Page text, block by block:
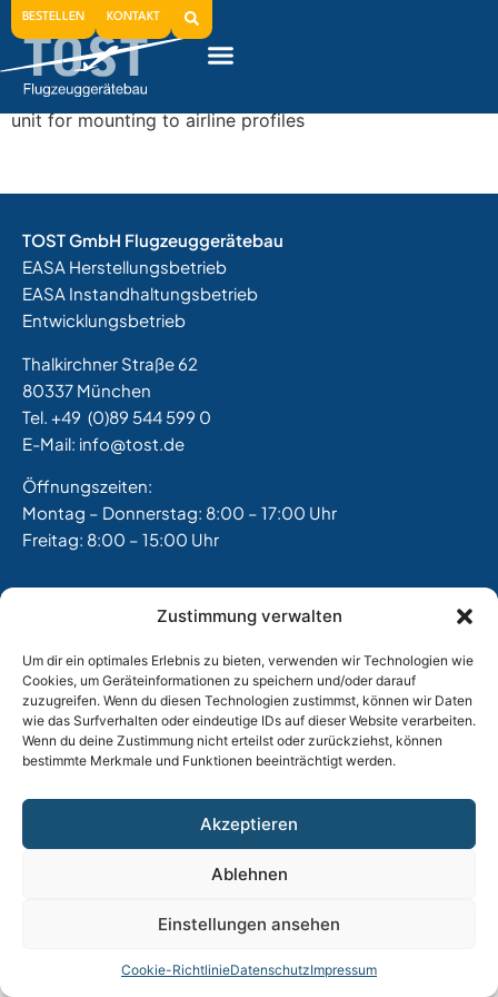
Zustimmung verwalten
Um dir ein optimales Erlebnis zu bieten, verwenden wir Technologien wie
Cookies, um Geräteinformationen zu speichern und/oder darauf
zuzugreifen. Wenn du diesen Technologien zustimmst, können wir Daten
wie das Surfverhalten oder eindeutige IDs auf dieser Website verarbeiten.
Wenn du deine Zustimmung nicht erteilst oder zurückziehst, können
bestimmte Merkmale und Funktionen beeinträchtigt werden.
Akzeptieren
Ablehnen
Einstellungen ansehen
Cookie-RichtlinieDatenschutzImpressum
BESTELLEN KONTAKT
2000
For helicopter task forces: 1-person rope down securing
unit for mounting to airline profiles
TOST GmbH Flugzeuggerätebau
EASA Herstellungsbetrieb
EASA Instandhaltungsbetrieb
Entwicklungsbetrieb
Thalkirchner Straße 62
80337 München
Tel. +49 (0)89 544 599 0
E-Mail: info@tost.de
Öffnungszeiten:
Montag – Donnerstag: 8:00 – 17:00 Uhr
Freitag: 8:00 – 15:00 Uhr
Datenschutz |AGB